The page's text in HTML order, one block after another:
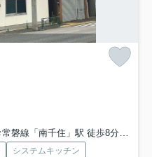
常磐線「南千住」駅 徒歩8分
システムキッチン